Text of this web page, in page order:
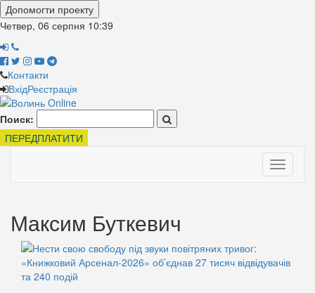
Допомогти проекту
Четвер, 06 серпня 10:39
Контакти
ВхідРеєстрація
Поиск:
ПЕРЕДПЛАТИТИ
Toggle
Максим Буткевич